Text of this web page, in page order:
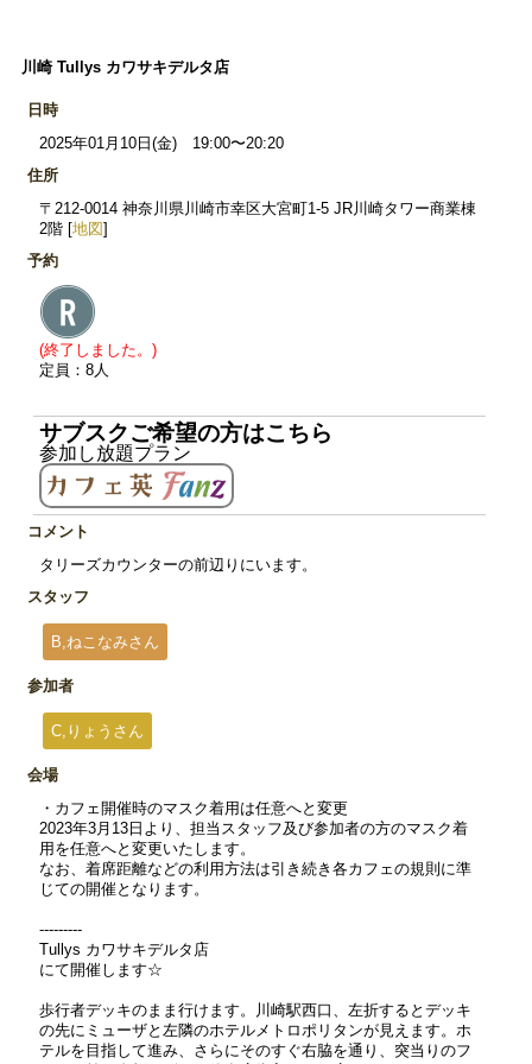
川崎 Tullys カワサキデルタ店
日時
2025年01月10日(金) 19:00〜20:20
住所
〒212-0014 神奈川県川崎市幸区大宮町1-5 JR川崎タワー商業棟
2階 [地図]
予約
(終了しました。)
定員：8人
サブスクご希望の方はこちら
参加し放題プラン
コメント
タリーズカウンターの前辺りにいます。
スタッフ
B,ねこなみさん
参加者
C,りょうさん
会場
・カフェ開催時のマスク着用は任意へと変更
2023年3月13日より、担当スタッフ及び参加者の方のマスク着
用を任意へと変更いたします。
なお、着席距離などの利用方法は引き続き各カフェの規則に準
じての開催となります。
---------
Tullys カワサキデルタ店
にて開催します☆
歩行者デッキのまま行けます。川崎駅西口、左折するとデッキ
の先にミューザと左隣のホテルメトロポリタンが見えます。ホ
テルを目指して進み、さらにそのすぐ右脇を通り、突当りのフ